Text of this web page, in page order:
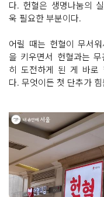
다. 헌혈은 생명나눔의
욱 필요한 부분이다.
어릴 때는 헌혈이 무서
을 키우면서 헌혈과는
히 도전하게 된 게 바로
다. 무엇이든 첫 단추가